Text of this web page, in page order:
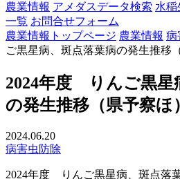
農業情報 アメダスデータ検索 水稲
一覧 お問合せフォーム
農業情報トップページ 農業情報 病
ご黒星病、斑点落葉病の発生推移
2024年度 りんご黒星
の発生推移（県予察ほ
2024.06.20
病害虫防除
2024年度 りんご黒星病、斑点落